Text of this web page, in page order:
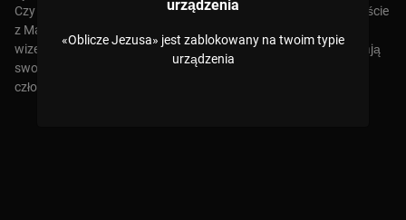
urządzenia
«Oblicze Jezusa» jest zablokowany na twoim typie
urządzenia
Czy możemy zobaczyć twarz niewidzialnego Boga? Czy na chuście
z Manoppello i Całunie Turyńskim Zbawiciel zostawił nam swój
wizerunek? … Widzimy ludzi, którzy dla Oblicza Jezusa odmieniają
swoje życie, dokonują wielkich dzieł i z pokorą służą drugiemu
człowiekowi.